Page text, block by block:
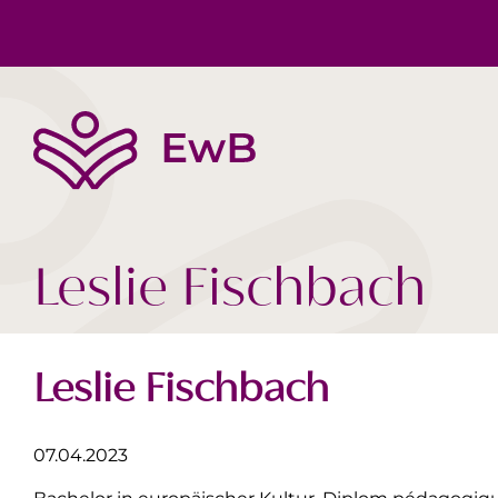
Leslie Fischbach
Leslie Fischbach
07.04.2023